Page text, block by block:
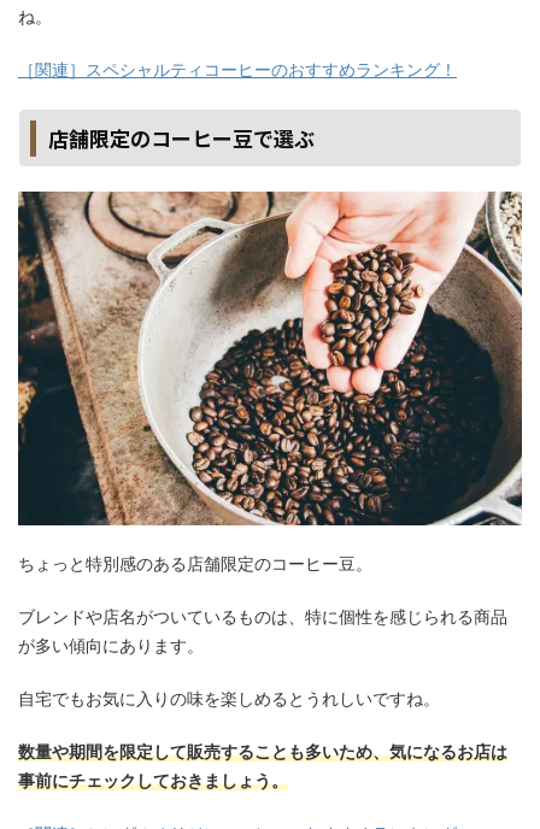
ね。
［関連］スペシャルティコーヒーのおすすめランキング！
店舗限定のコーヒー豆で選ぶ
ちょっと特別感のある店舗限定のコーヒー豆。
ブレンドや店名がついているものは、特に個性を感じられる商品
が多い傾向にあります。
自宅でもお気に入りの味を楽しめるとうれしいですね。
数量や期間を限定して販売することも多いため、気になるお店は
事前にチェックしておきましょう。